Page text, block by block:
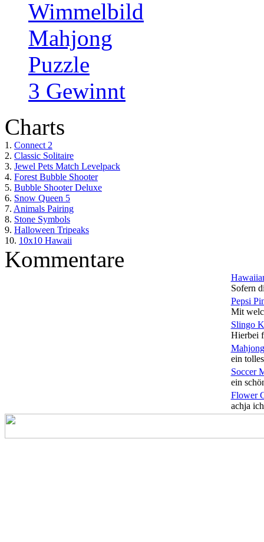
Wimmelbild
Mahjong
Puzzle
3 Gewinnt
Charts
1. Connect 2
2. Classic Solitaire
3. Jewel Pets Match Levelpack
4. Forest Bubble Shooter
5. Bubble Shooter Deluxe
6. Snow Queen 5
7. Animals Pairing
8. Stone Symbols
9. Halloween Tripeaks
10. 10x10 Hawaii
Kommentare
Sofern
Pepsi
Mit
Slingo
Hierbei
ein
Soccer
ein
Flower
achja